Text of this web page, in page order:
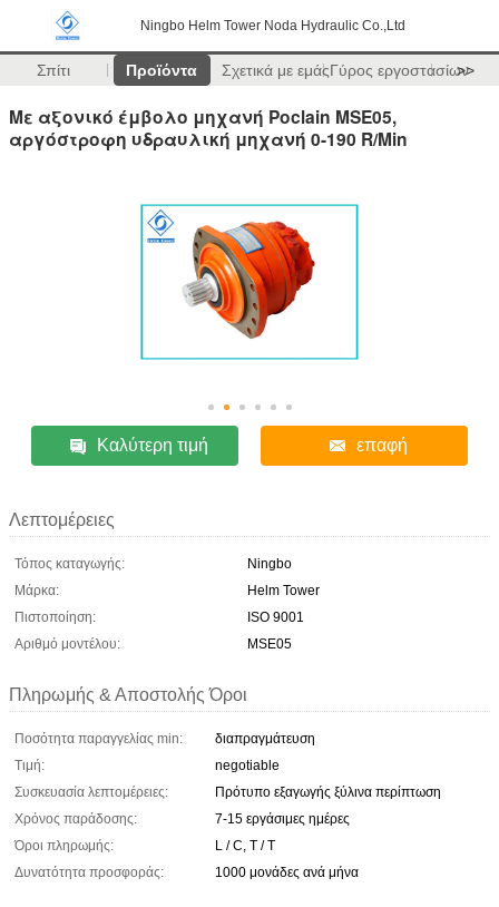
Ningbo Helm Tower Noda Hydraulic Co.,Ltd
Σπίτι Προϊόντα Σχετικά με εμάςΓύρος εργοστασίων
>>
Με αξονικό έμβολο μηχανή Poclain MSE05,
αργόστροφη υδραυλική μηχανή 0-190 R/Min
Καλύτερη τιμή επαφή
Λεπτομέρειες
Τόπος καταγωγής:
Ningbo
Μάρκα:
Helm Tower
Πιστοποίηση:
ISO 9001
Αριθμό μοντέλου:
MSE05
Πληρωμής & Αποστολής Όροι
Ποσότητα παραγγελίας min:
διαπραγμάτευση
Τιμή:
negotiable
Συσκευασία λεπτομέρειες:
Πρότυπο εξαγωγής ξύλινα περίπτωση
Χρόνος παράδοσης:
7-15 εργάσιμες ημέρες
Όροι πληρωμής:
L / C, T / T
Δυνατότητα προσφοράς:
1000 μονάδες ανά μήνα